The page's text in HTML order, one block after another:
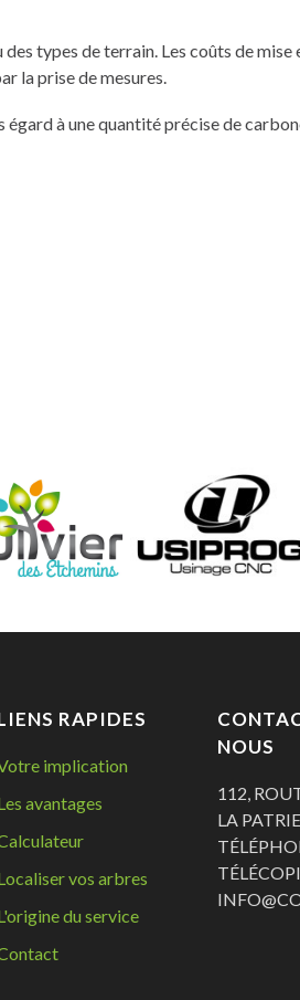
types de terrain. Les coûts de mise
la prise de mesures.
à une quantité précise de
RAPIDES
implication
avantages
vos arbres
du service
NOUS
112,
LA